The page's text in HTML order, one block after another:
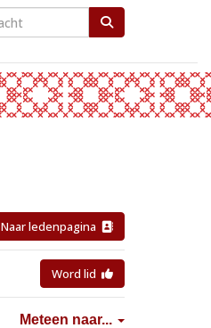
Naar ledenpagina
Word lid
Meteen naar...